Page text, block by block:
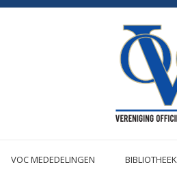
VOC MEDEDELINGEN BIBLIOTHEEK